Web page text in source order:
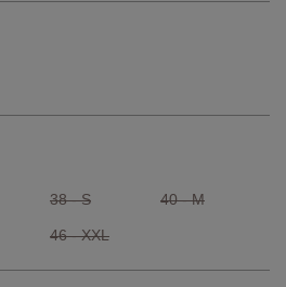
38 - S 40 - M
46 - XXL